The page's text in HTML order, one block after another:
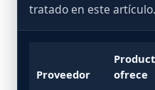
tratado en este artículo.
Proveedor
ofrece